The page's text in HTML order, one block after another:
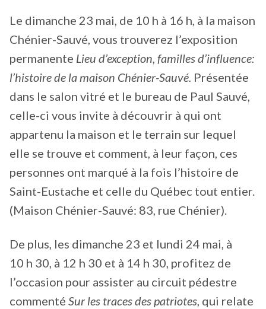
Le dimanche 23 mai, de 10 h à 16 h, à la maison
Chénier-Sauvé, vous trouverez l’exposition
permanente Lieu d’exception, familles d’influence:
l’histoire de la maison Chénier-Sauvé. Présentée
dans le salon vitré et le bureau de Paul Sauvé,
celle-ci vous invite à découvrir à qui ont
appartenu la maison et le terrain sur lequel
elle se trouve et comment, à leur façon, ces
personnes ont marqué à la fois l’histoire de
Saint-Eustache et celle du Québec tout entier.
(Maison Chénier-Sauvé: 83, rue Chénier).
De plus, les dimanche 23 et lundi 24 mai, à
10 h 30, à 12 h 30 et à 14 h 30, profitez de
l’occasion pour assister au circuit pédestre
commenté Sur les traces des patriotes, qui relate